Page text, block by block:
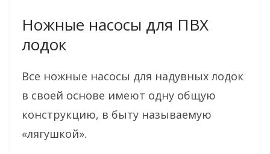
Ножные насосы для ПВХ
лодок
Все ножные насосы для надувных лодок
в своей основе имеют одну общую
конструкцию, в быту называемую
«лягушкой».